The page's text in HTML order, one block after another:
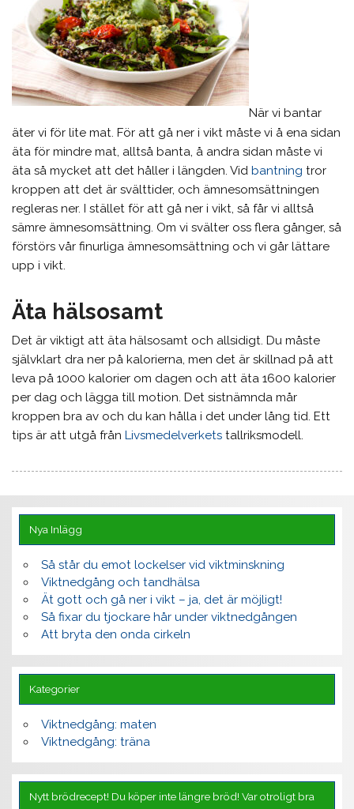
När vi bantar
äter vi för lite mat. För att gå ner i vikt måste vi å ena sidan
äta för mindre mat, alltså banta, å andra sidan måste vi
äta så mycket att det håller i längden. Vidbantning tror
kroppen att det är svälttider, och ämnesomsättningen
regleras ner. I stället för att gå ner i vikt, så får vi alltså
sämre ämnesomsättning. Om vi svälter oss flera gånger, så
förstörs vår finurliga ämnesomsättning och vi går lättare
upp i vikt.
Äta hälsosamt
Det är viktigt att äta hälsosamt och allsidigt. Du måste
självklart dra ner på kalorierna, men det är skillnad på att
leva på 1000 kalorier om dagen och att äta 1600 kalorier
per dag och lägga till motion. Det sistnämnda mår
kroppen bra av och du kan hålla i det under lång tid. Ett
tips är att utgå frånLivsmedelverkets tallriksmodell.
Nya Inlägg
Så står du emot lockelser vid viktminskning
Viktnedgång och tandhälsa
Ät gott och gå ner i vikt – ja, det är möjligt!
Så fixar du tjockare hår under viktnedgången
Att bryta den onda cirkeln
Kategorier
Viktnedgång: maten
Viktnedgång: träna
Nytt brödrecept! Du köper inte längre bröd! Var otroligt bra